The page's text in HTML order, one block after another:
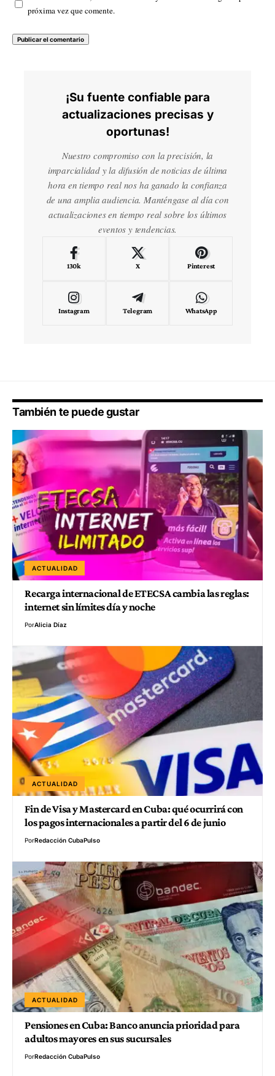
próxima vez que comente.
¡Su fuente confiable para
actualizaciones precisas y
oportunas!
Nuestro compromiso con la precisión, la
imparcialidad y la difusión de noticias de última
hora en tiempo real nos ha ganado la confianza
de una amplia audiencia. Manténgase al día con
actualizaciones en tiempo real sobre los últimos
eventos y tendencias.
130k X Pinterest
Instagram Telegram WhatsApp
También te puede gustar
ACTUALIDAD
Recarga internacional de ETECSA cambia las reglas:
internet sin límites día y noche
PorAlicia Díaz
ACTUALIDAD
Fin de Visa y Mastercard en Cuba: qué ocurrirá con
los pagos internacionales a partir del 6 de junio
PorRedacción CubaPulso
ACTUALIDAD
Pensiones en Cuba: Banco anuncia prioridad para
adultos mayores en sus sucursales
PorRedacción CubaPulso